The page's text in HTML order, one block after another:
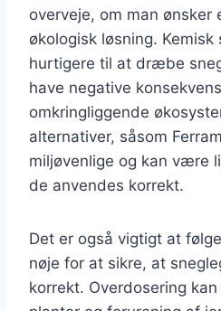
overveje, om man ønsker
økologisk løsning.
hurtigere til at dræbe
have negative
omkringliggende
alternativer, såsom
miljøvenlige og kan være
de anvendes korrekt.
Det er også vigtigt at
nøje for at sikre, at
korrekt. Overdosering